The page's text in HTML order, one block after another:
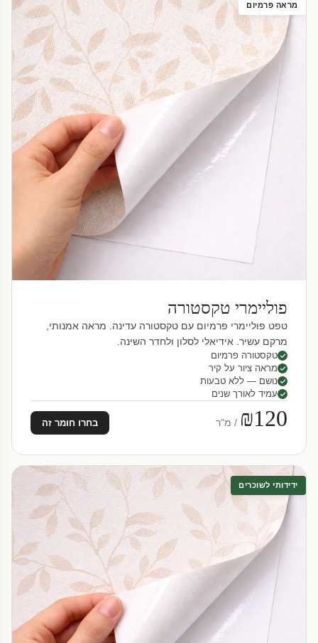
מראה פרמיום
פוליימרי טקסטורה
טפט פוליימרי פרמיום עם טקסטורה עדינה. מראה אמנותי,
מרקם עשיר. אידיאלי לסלון ולחדר השינה.
טקסטורה פרמיום
מראה ציור על קיר
נושם — ללא טבעות
עמיד לאורך שנים
₪120 / מ"ר בחרו חומר זה
ידידותי לשוכרים